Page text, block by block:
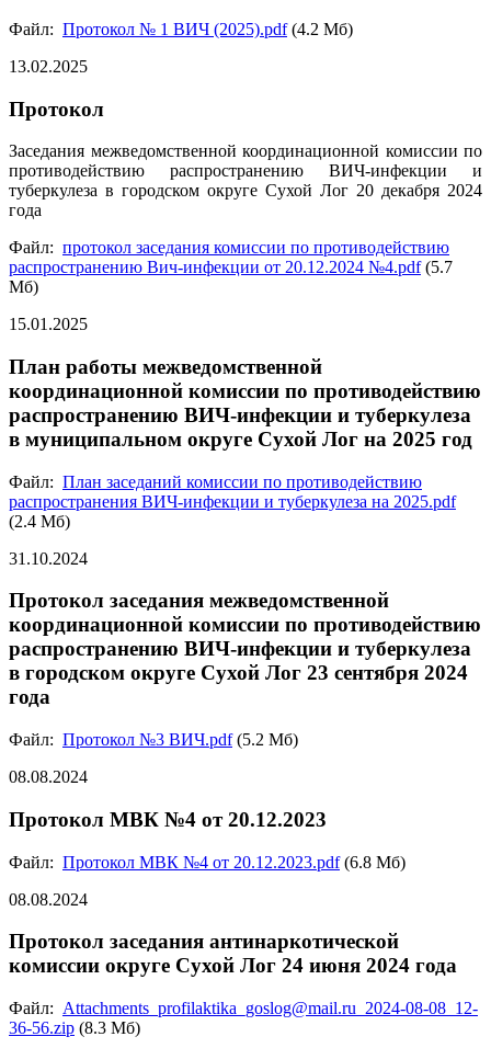
Файл: Протокол № 1 ВИЧ (2025).pdf(4.2 Мб)
13.02.2025
Протокол
Заседания межведомственной координационной комиссии по
противодействию распространению ВИЧ-инфекции и
туберкулеза в городском округе Сухой Лог 20 декабря 2024
года
Файл: протокол заседания комиссии по противодействию
распространению Вич-инфекции от 20.12.2024 №4.pdf(5.7
Мб)
15.01.2025
План работы межведомственной
координационной комиссии по противодействию
распространению ВИЧ-инфекции и туберкулеза
в муниципальном округе Сухой Лог на 2025 год
Файл: План заседаний комиссии по противодействию
распространения ВИЧ-инфекции и туберкулеза на 2025.pdf
(2.4 Мб)
31.10.2024
Протокол заседания межведомственной
координационной комиссии по противодействию
распространению ВИЧ-инфекции и туберкулеза
в городском округе Сухой Лог 23 сентября 2024
года
Файл: Протокол №3 ВИЧ.pdf(5.2 Мб)
08.08.2024
Протокол МВК №4 от 20.12.2023
Файл: Протокол МВК №4 от 20.12.2023.pdf(6.8 Мб)
08.08.2024
Протокол заседания антинаркотической
комиссии округе Сухой Лог 24 июня 2024 года
Файл: Attachments_profilaktika_goslog@mail.ru_2024-08-08_12-
36-56.zip (8.3 Мб)